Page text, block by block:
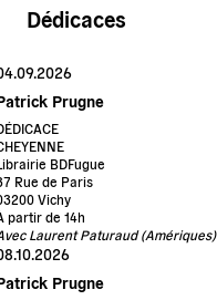
Dédicaces
Prugne
BDFugue
Rue de Paris
Vichy
partir de 14h
Laurent Paturaud (Amériques)
Prugne